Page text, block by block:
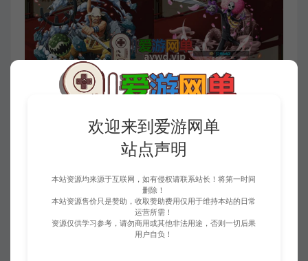
欢迎来到爱游网单
站点声明
本站资源均来源于互联网，如有侵权请联系站长！将第一时间
删除！
本站资源售价只是赞助，收取赞助费用仅用于维持本站的日常
运营所需！
资源仅供学习参考，请勿商用或其他非法用途，否则一切后果
用户自负！